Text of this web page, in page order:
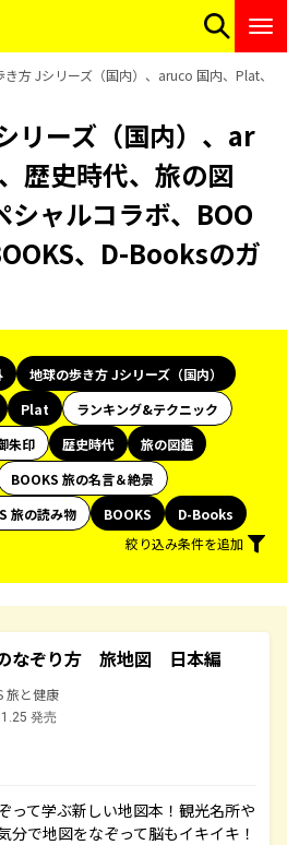
き方 Jシリーズ（国内）、aruco 国内、Plat、
リーズ（国内）、ar
歴史時代、旅の図
シャルコラボ、BOO
、D-Booksのガ
地球の歩き方 Jシリーズ（国内）
Plat
ランキング&テクニック
朱印 歴史時代
旅の図鑑
BOOKS 旅の名言＆絶景
旅の読み物 BOOKS
D-Books
絞り込み条件を追加
なぞり方 旅地図 日本編
旅と健康
発売
って学ぶ新しい地図本！観光名所や
分で地図をなぞって脳もイキイキ！